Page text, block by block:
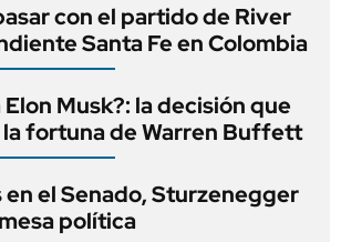
con el partido de River
Santa Fe en Colombia
Musk?: la decisión que
fortuna de Warren Buffett
en el Senado, Sturzenegger
política